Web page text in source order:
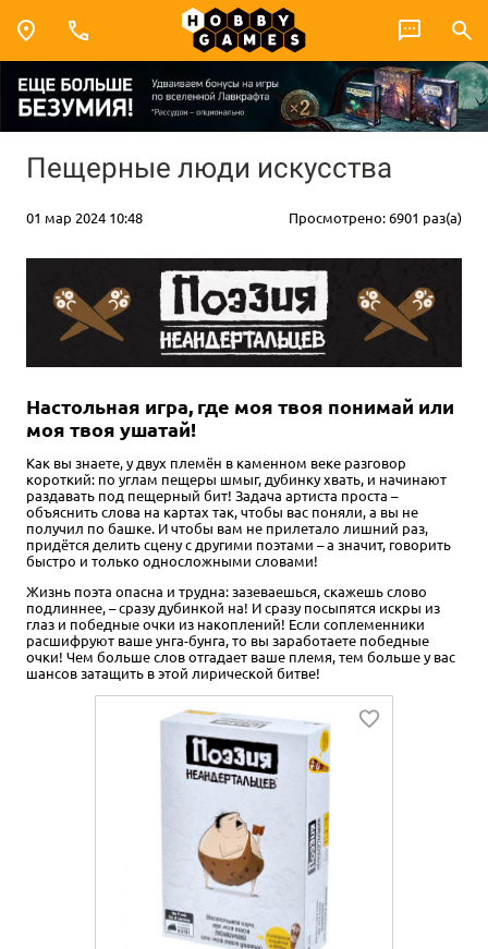
Пещерные люди искусства
01 мар 2024 10:48 Просмотрено: 6901 раз(а)
Настольная игра, где моя твоя понимай или
моя твоя ушатай!
Как вы знаете, у двух племён в каменном веке разговор
короткий: по углам пещеры шмыг, дубинку хвать, и начинают
раздавать под пещерный бит! Задача артиста проста –
объяснить слова на картах так, чтобы вас поняли, а вы не
получил по башке. И чтобы вам не прилетало лишний раз,
придётся делить сцену с другими поэтами – а значит, говорить
быстро и только односложными словами!
Жизнь поэта опасна и трудна: зазеваешься, скажешь слово
подлиннее, – сразу дубинкой на! И сразу посыпятся искры из
глаз и победные очки из накоплений! Если соплеменники
расшифруют ваше унга-бунга, то вы заработаете победные
очки! Чем больше слов отгадает ваше племя, тем больше у вас
шансов затащить в этой лирической битве!